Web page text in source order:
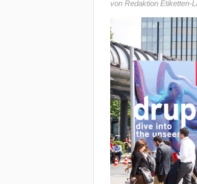
von Redaktion Etiketten-